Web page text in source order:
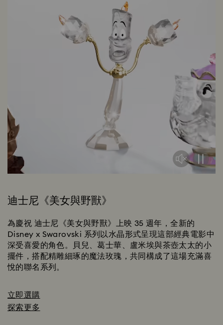
迪士尼《美女與野獸》
為慶祝 迪士尼《美女與野獸》上映 35 週年，全新的
Disney x Swarovski 系列以水晶形式呈現這部經典電影中
深受喜愛的角色。貝兒、葛士華、盧米埃與茶壺太太的小
擺件，搭配精雕細琢的魔法玫瑰，共同構成了這場充滿喜
悅的聯名系列。
立即選購
探索更多